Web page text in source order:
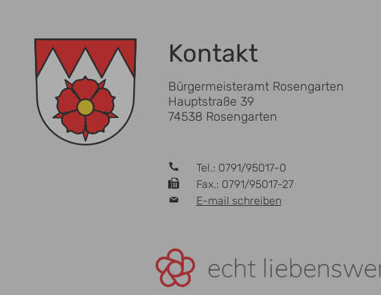
Kontakt
Bürgermeisteramt Rosengarten
Hauptstraße 39
74538 Rosengarten
Tel.: 0791/95017-0
Fax.: 0791/95017-27
E-mail schreiben